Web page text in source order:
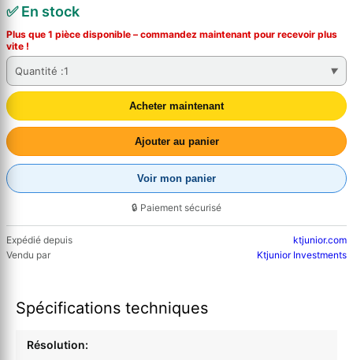
✅ En stock
Plus que 1 pièce disponible – commandez maintenant pour recevoir plus
vite !
Quantité :1
Acheter maintenant
Ajouter au panier
Voir mon panier
🔒 Paiement sécurisé
Expédié depuis
ktjunior.com
Vendu par
Ktjunior Investments
Spécifications techniques
Résolution: